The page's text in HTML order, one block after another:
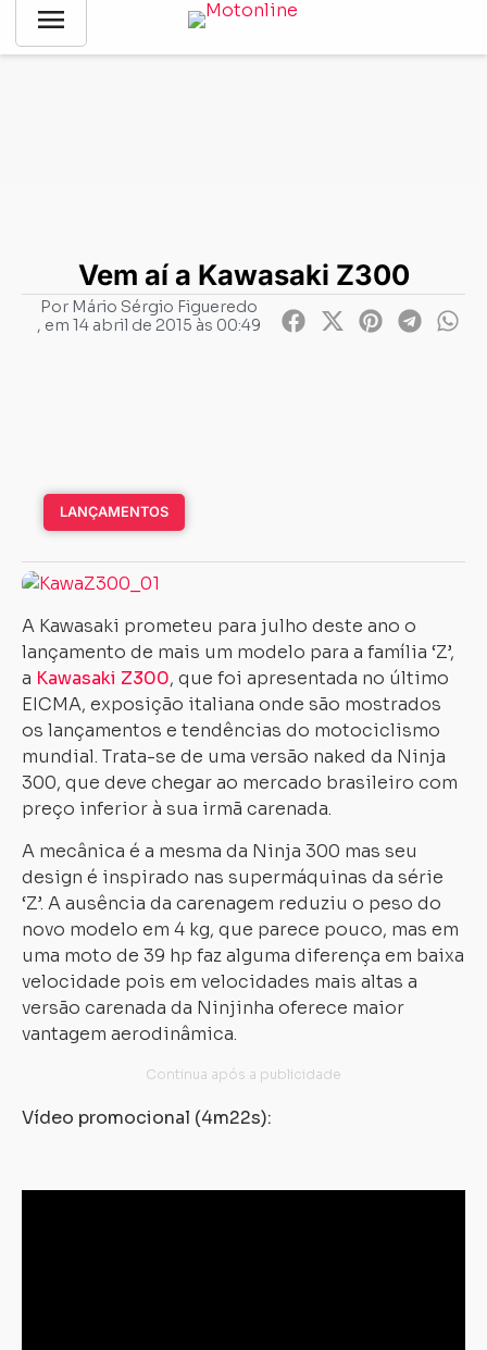
menuNotícias Lançamentos-Vem aí a Kawasaki Z300
Vem aí a Kawasaki Z300
Por Mário Sérgio Figueredo
, em 14 abril de 2015 às 00:49
LANÇAMENTOS
A Kawasaki prometeu para julho deste ano o
lançamento de mais um modelo para a família ‘Z’,
a Kawasaki Z300, que foi apresentada no último
EICMA, exposição italiana onde são mostrados
os lançamentos e tendências do motociclismo
mundial. Trata-se de uma versão naked da Ninja
300, que deve chegar ao mercado brasileiro com
preço inferior à sua irmã carenada.
A mecânica é a mesma da Ninja 300 mas seu
design é inspirado nas supermáquinas da série
‘Z’. A ausência da carenagem reduziu o peso do
novo modelo em 4 kg, que parece pouco, mas em
uma moto de 39 hp faz alguma diferença em baixa
velocidade pois em velocidades mais altas a
versão carenada da Ninjinha oferece maior
vantagem aerodinâmica.
Vídeo promocional (4m22s):